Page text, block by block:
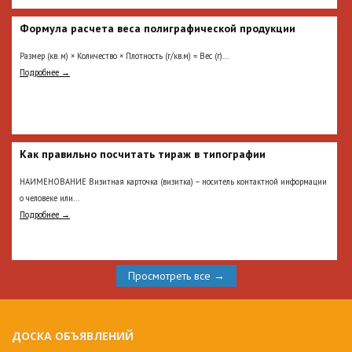
Формула расчета веса полиграфической продукции
Размер (кв. м) × Количество × Плотность (г/кв.м) = Вес (г)...
Подробнее →
Как правильно посчитать тираж в типографии
НАИМЕНОВАНИЕ Визитная карточка (визитка) – носитель контактной информации
о человеке или...
Подробнее →
Просмотреть все →
ДОСКА ОБЪЯВЛЕНИЙ